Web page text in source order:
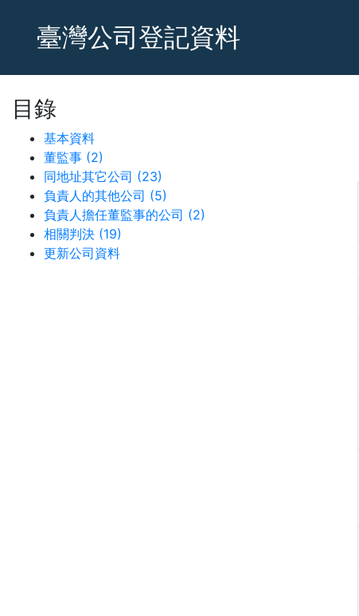
臺灣公司登記資料
目錄
基本資料
董監事 (2)
同地址其它公司 (23)
負責人的其他公司 (5)
負責人擔任董監事的公司 (2)
相關判決 (19)
更新公司資料